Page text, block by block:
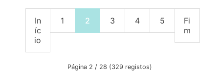
In
íc
io
1 2 3 4 5
Fi
m
Página 2 / 28 (329 registos)